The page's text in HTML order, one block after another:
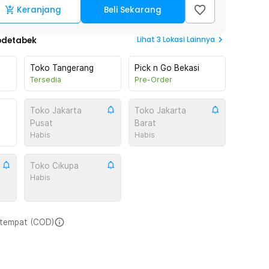
Keranjang Beli Sekarang
Lihat 3 Lokasi Lainnya
Toko Tangerang
Tersedia
Pick n Go Bekasi
Pre-Order
Toko Jakarta
Pusat
Habis
Toko Jakarta
Barat
Habis
Toko Cikupa
Habis
(COD)